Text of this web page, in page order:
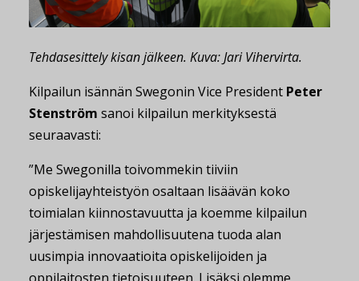
Tehdasesittely kisan jälkeen. Kuva: Jari Vihervirta.
Kilpailun isännän Swegonin Vice President Peter
Stenström sanoi kilpailun merkityksestä
seuraavasti:
”Me Swegonilla toivommekin tiiviin
opiskelijayhteistyön osaltaan lisäävän koko
toimialan kiinnostavuutta ja koemme kilpailun
järjestämisen mahdollisuutena tuoda alan
uusimpia innovaatioita opiskelijoiden ja